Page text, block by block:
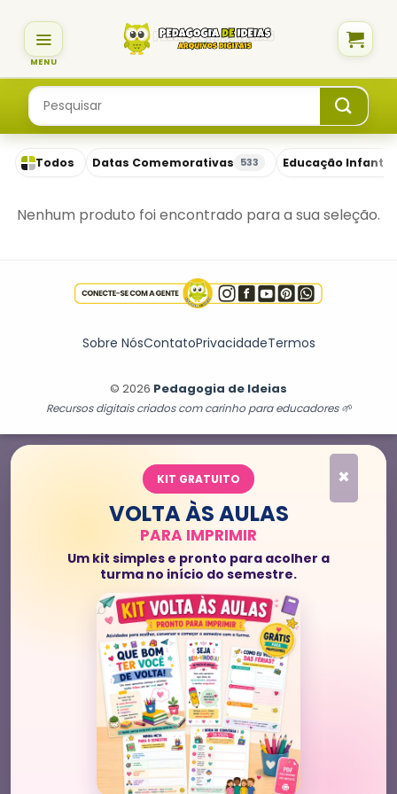
content
Pesquisar
por:
Todos Datas Comemorativas 533 Educação Infantil
Nenhum produto foi encontrado para a sua seleção.
Sobre NósContatoPrivacidadeTermos
© 2026 Pedagogia de Ideias
Recursos digitais criados com carinho para educadores 🌱
×
KIT GRATUITO
VOLTA ÀS AULAS
PARA IMPRIMIR
Um kit simples e pronto para acolher a
turma no início do semestre.